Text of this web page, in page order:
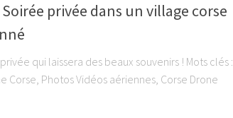
privée dans un village corse
qui laissera des beaux souvenirs ! Mots clés :
Corse, Photos Vidéos aériennes, Corse Drone